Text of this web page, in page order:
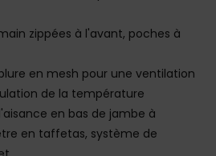
zippées à l'avant, poches à
en mesh pour une ventilation
de la température
en bas de jambe à
en taffetas, système de